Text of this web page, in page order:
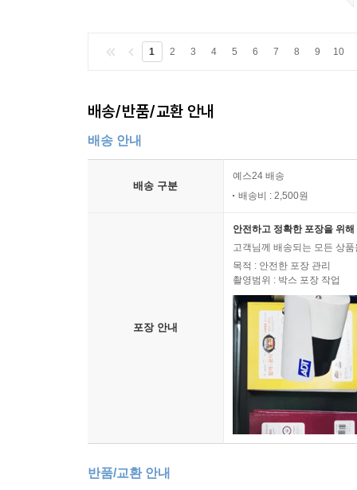
1 2 3 4 5 6 7 8 9 10
배송/반품/교환 안내
배송 안내
배송 구분
예스24 배송
배송비 : 2,500원
포장 안내
안전하고 정확한 포장을 위
고객님께 배송되는 모든 상
목적 : 안전한 포장 관리
촬영범위 : 박스 포장 작업
반품/교환 안내